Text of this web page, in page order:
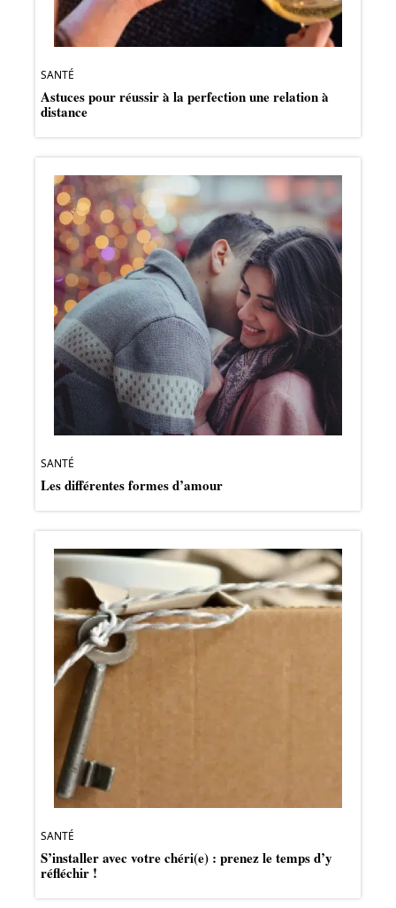
SANTÉ
Astuces pour réussir à la perfection une relation à
distance
SANTÉ
Les différentes formes d’amour
SANTÉ
S’installer avec votre chéri(e) : prenez le temps d’y
réfléchir !